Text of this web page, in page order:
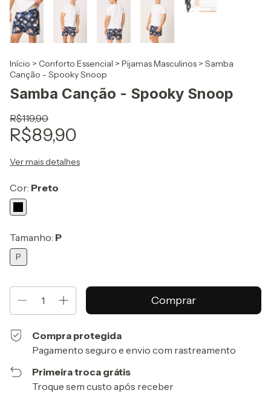
Início > Conforto Essencial > Pijamas Masculinos > Samba
Canção - Spooky Snoop
Samba Canção - Spooky Snoop
R$119,90
R$89,90
Ver mais detalhes
Cor: Preto
Tamanho: P
P
Compra protegida
Pagamento seguro e envio com rastreamento
Primeira troca grátis
Troque sem custo após receber